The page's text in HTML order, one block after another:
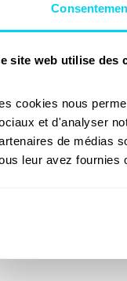
site web utilise des
cookies nous
et d'analyser
de médias
leur avez fournies
niet in aanmerking
de bijstand starten,
uw
akkoord voor de
tegenexpertise
CONTROLEREN